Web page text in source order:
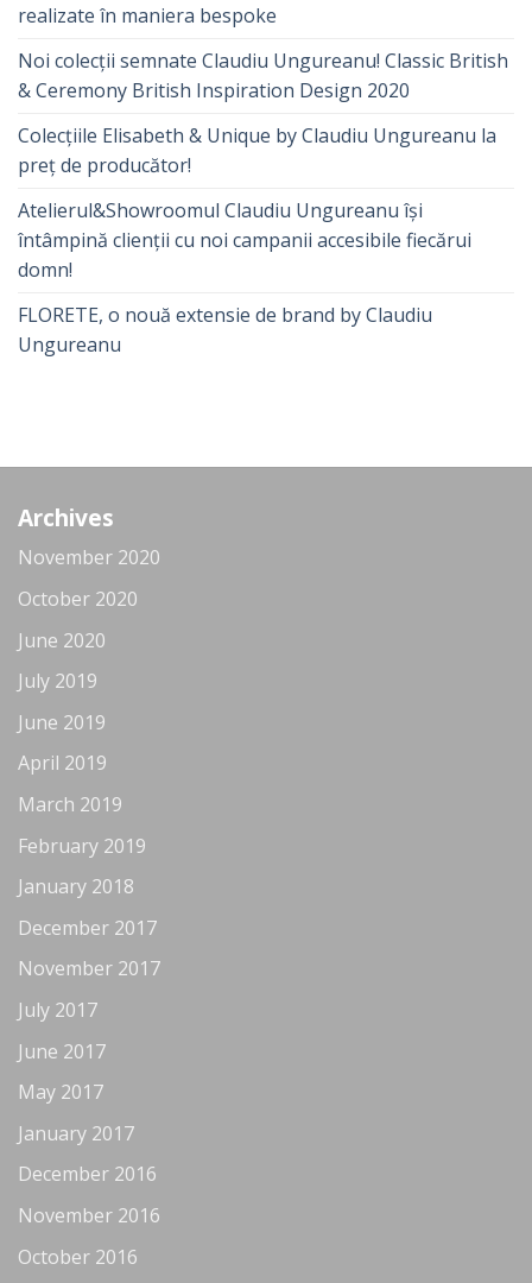
realizate în maniera bespoke
Noi colecții semnate Claudiu Ungureanu! Classic British
& Ceremony British Inspiration Design 2020
Colecțiile Elisabeth & Unique by Claudiu Ungureanu la
preț de producător!
Atelierul&Showroomul Claudiu Ungureanu își
întâmpină clienții cu noi campanii accesibile fiecărui
domn!
FLORETE, o nouă extensie de brand by Claudiu
Ungureanu
Archives
November 2020
October 2020
June 2020
July 2019
June 2019
April 2019
March 2019
February 2019
January 2018
December 2017
November 2017
July 2017
June 2017
May 2017
January 2017
December 2016
November 2016
October 2016